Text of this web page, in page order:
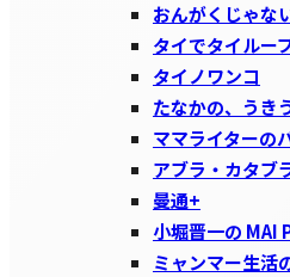
おんがくじゃな
タイでタイルー
タイノワンコ
たなかの、うき
ママライターの
アブラ・カタブ
曼通+
小堀晋一の MAI
ミャンマー生活